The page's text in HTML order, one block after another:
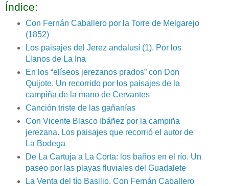
Índice:
Con Fernán Caballero por la Torre de Melgarejo
(1852)
Los paisajes del Jerez andalusí (1). Por los
Llanos de La Ina
En los “elíseos jerezanos prados” con Don
Quijote. Un recorrido por los paisajes de la
campiña de la mano de Cervantes
Canción triste de las gañanías
Con Vicente Blasco Ibáñez por la campiña
jerezana. Los paisajes que recorrió el autor de
La Bodega
De La Cartuja a La Corta: los baños en el río. Un
paseo por las playas fluviales del Guadalete
La Venta del tío Basilio. Con Fernán Caballero